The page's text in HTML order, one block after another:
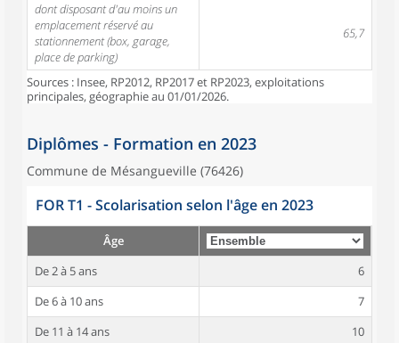
dont disposant d'au moins un
emplacement réservé au
stationnement (box, garage,
place de parking)
65,7
Sources : Insee, RP2012, RP2017 et RP2023, exploitations
principales, géographie au 01/01/2026.
Diplômes - Formation en 2023
Commune de Mésangueville (76426)
FOR T1 - Scolarisation selon l'âge en 2023
Âge
De 2 à 5 ans
6
De 6 à 10 ans
7
De 11 à 14 ans
10